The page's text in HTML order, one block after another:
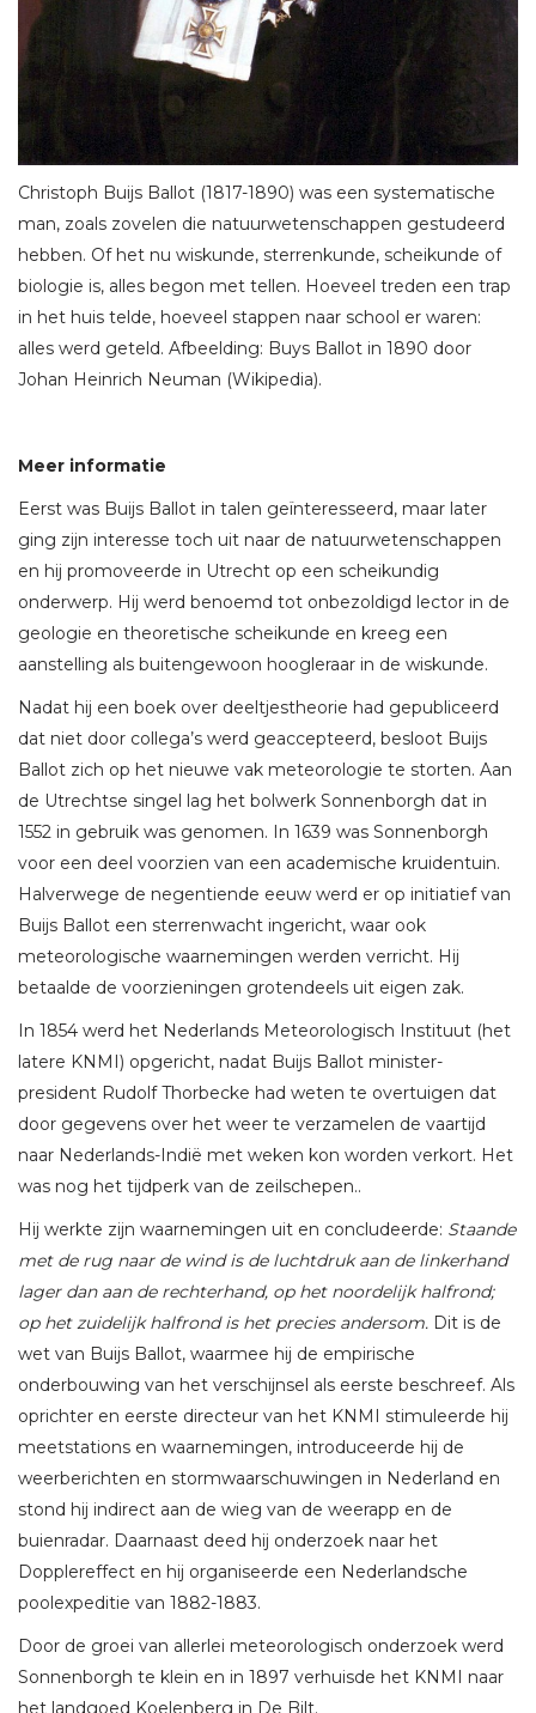
Christoph Buijs Ballot (1817-1890) was een systematische
man, zoals zovelen die natuurwetenschappen gestudeerd
hebben. Of het nu wiskunde, sterrenkunde, scheikunde of
biologie is, alles begon met tellen. Hoeveel treden een trap
in het huis telde, hoeveel stappen naar school er waren:
alles werd geteld. Afbeelding: Buys Ballot in 1890 door
Johan Heinrich Neuman (Wikipedia).
Meer informatie
Eerst was Buijs Ballot in talen geïnteresseerd, maar later
ging zijn interesse toch uit naar de natuurwetenschappen
en hij promoveerde in Utrecht op een scheikundig
onderwerp. Hij werd benoemd tot onbezoldigd lector in de
geologie en theoretische scheikunde en kreeg een
aanstelling als buitengewoon hoogleraar in de wiskunde.
Nadat hij een boek over deeltjestheorie had gepubliceerd
dat niet door collega’s werd geaccepteerd, besloot Buijs
Ballot zich op het nieuwe vak meteorologie te storten. Aan
de Utrechtse singel lag het bolwerk Sonnenborgh dat in
1552 in gebruik was genomen. In 1639 was Sonnenborgh
voor een deel voorzien van een academische kruidentuin.
Halverwege de negentiende eeuw werd er op initiatief van
Buijs Ballot een sterrenwacht ingericht, waar ook
meteorologische waarnemingen werden verricht. Hij
betaalde de voorzieningen grotendeels uit eigen zak.
In 1854 werd het Nederlands Meteorologisch Instituut (het
latere KNMI) opgericht, nadat Buijs Ballot minister-
president Rudolf Thorbecke had weten te overtuigen dat
door gegevens over het weer te verzamelen de vaartijd
naar Nederlands-Indië met weken kon worden verkort. Het
was nog het tijdperk van de zeilschepen..
Hij werkte zijn waarnemingen uit en concludeerde: Staande
met de rug naar de wind is de luchtdruk aan de linkerhand
lager dan aan de rechterhand, op het noordelijk halfrond;
op het zuidelijk halfrond is het precies andersom. Dit is de
wet van Buijs Ballot, waarmee hij de empirische
onderbouwing van het verschijnsel als eerste beschreef. Als
oprichter en eerste directeur van het KNMI stimuleerde hij
meetstations en waarnemingen, introduceerde hij de
weerberichten en stormwaarschuwingen in Nederland en
stond hij indirect aan de wieg van de weerapp en de
buienradar. Daarnaast deed hij onderzoek naar het
Dopplereffect en hij organiseerde een Nederlandsche
poolexpeditie van 1882-1883.
Door de groei van allerlei meteorologisch onderzoek werd
Sonnenborgh te klein en in 1897 verhuisde het KNMI naar
het landgoed Koelenberg in De Bilt.